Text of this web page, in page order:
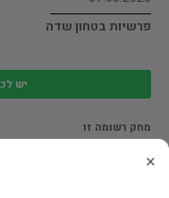
פרשיות בטחון שדה
יש
מחק רשומה זו
×